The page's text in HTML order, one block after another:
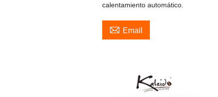
calentamiento automático.
 Email